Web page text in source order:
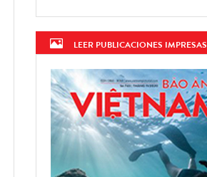
LEER PUBLICACIONES IMPRESAS